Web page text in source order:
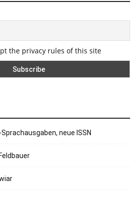
the privacy rules of this site
Sprachausgaben, neue ISSN